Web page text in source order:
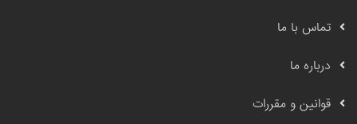
تماس با ما
درباره ما
قوانین و مقررات